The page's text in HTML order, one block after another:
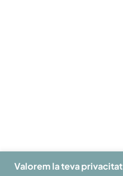
Valorem la teva privacitat